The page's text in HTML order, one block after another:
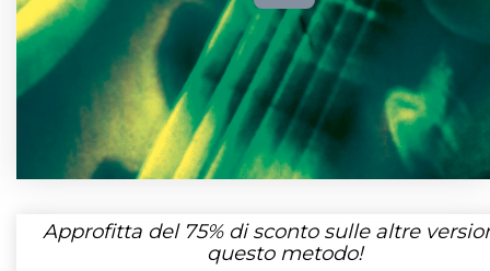
Approfitta del 75%di sconto sulle altre
questo metodo!